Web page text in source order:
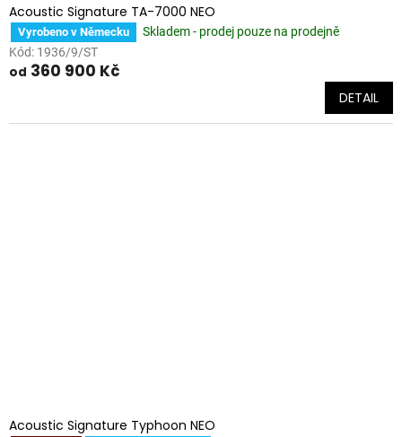
Acoustic Signature TA-7000 NEO
Vyrobeno v Německu
Skladem - prodej pouze na prodejně
Kód: 1936/9/ST
od 360 900 Kč
DETAIL
Acoustic Signature Typhoon NEO